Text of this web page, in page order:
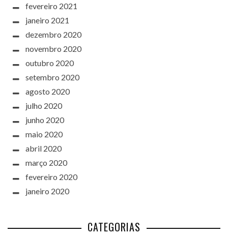
fevereiro 2021
janeiro 2021
dezembro 2020
novembro 2020
outubro 2020
setembro 2020
agosto 2020
julho 2020
junho 2020
maio 2020
abril 2020
março 2020
fevereiro 2020
janeiro 2020
CATEGORIAS